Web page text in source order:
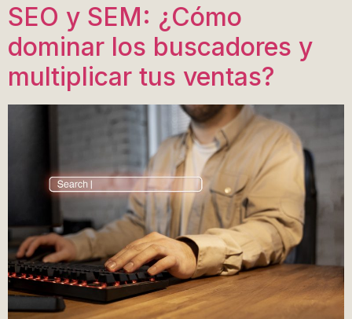
SEO y SEM: ¿Cómo
dominar los buscadores y
multiplicar tus ventas?